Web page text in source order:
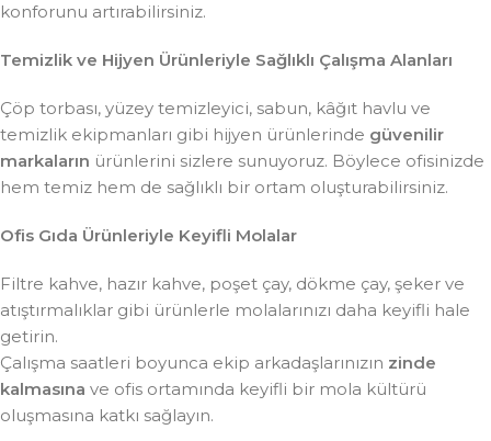
konforunu artırabilirsiniz.
Temizlik ve Hijyen Ürünleriyle Sağlıklı Çalışma Alanları
Çöp torbası, yüzey temizleyici, sabun, kâğıt havlu ve
temizlik ekipmanları gibi hijyen ürünlerinde güvenilir
markaların ürünlerini sizlere sunuyoruz. Böylece ofisinizde
hem temiz hem de sağlıklı bir ortam oluşturabilirsiniz.
Ofis Gıda Ürünleriyle Keyifli Molalar
Filtre kahve, hazır kahve, poşet çay, dökme çay, şeker ve
atıştırmalıklar gibi ürünlerle molalarınızı daha keyifli hale
getirin.
Çalışma saatleri boyunca ekip arkadaşlarınızın zinde
kalmasına ve ofis ortamında keyifli bir mola kültürü
oluşmasına katkı sağlayın.